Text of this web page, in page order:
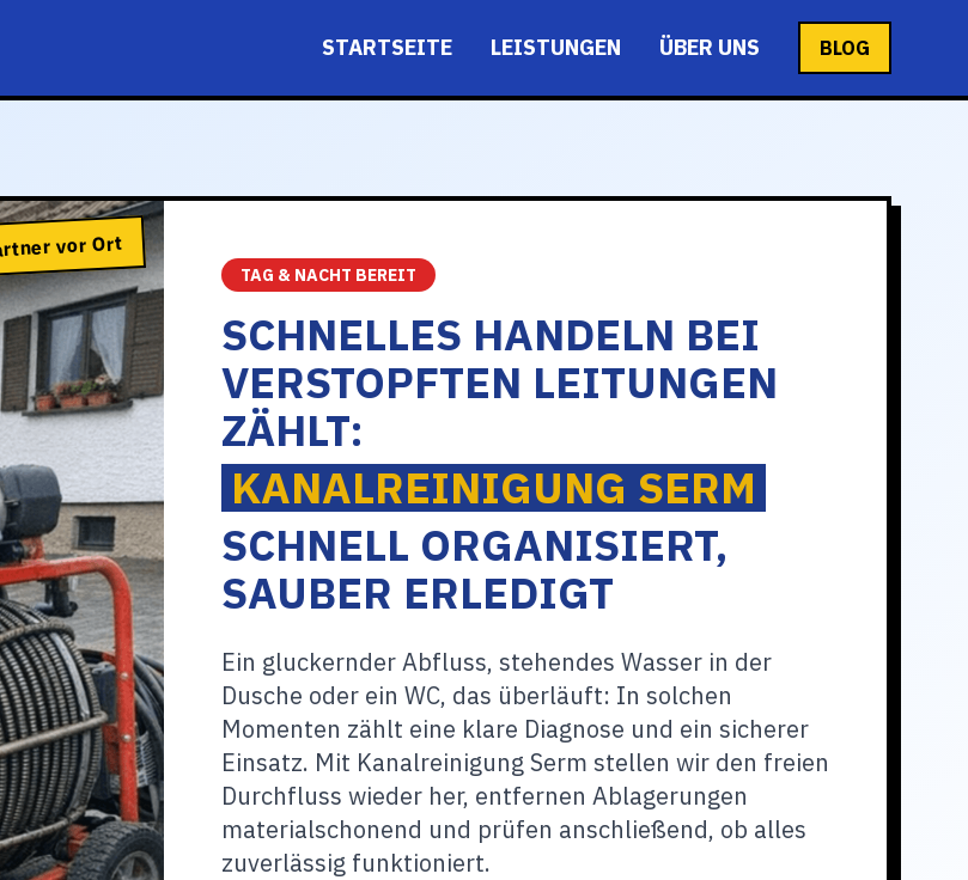
STARTSEITE LEISTUNGEN ÜBER UNS BLOG
vor Ort
TAG & NACHT BEREIT
SCHNELLES HANDELN BEI
VERSTOPFTEN LEITUNGEN
ZÄHLT:
KANALREINIGUNG SERM
SCHNELL ORGANISIERT,
SAUBER ERLEDIGT
Ein gluckernder Abfluss, stehendes Wasser in der
Dusche oder ein WC, das überläuft: In solchen
Momenten zählt eine klare Diagnose und ein sicherer
Einsatz. Mit Kanalreinigung Serm stellen wir den freien
Durchfluss wieder her, entfernen Ablagerungen
materialschonend und prüfen anschließend, ob alles
zuverlässig funktioniert.